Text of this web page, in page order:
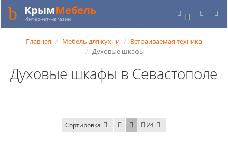
0
КрымМебель
Интернет-магазин
Главная Мебель для кухни
Встраиваемая техника
Духовые шкафы
Духовые шкафы в Севастополе
Сортировка 24